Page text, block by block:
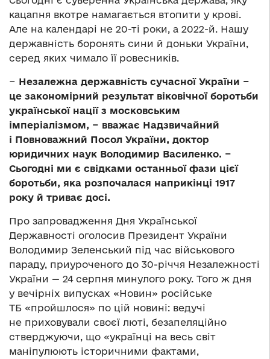
кацапня вкотре намагається втопити у крові.
Але на календарі не 20-ті роки, а 2022-й. Нашу
державність боронять сини й доньки України,
серед яких чимало її ровесників.
− Незалежна державність сучасної України −
це закономірний результат віковічної боротьби
української нації з московським
імперіалізмом, − вважає Надзвичайний
і Повноважний Посол України, доктор
юридичних наук Володимир Василенко. −
Сьогодні ми є свідками останньої фази цієї
боротьби, яка розпочалася наприкінці 1917
року й триває досі.
Про запровадження Дня Української
Державності оголосив Президент України
Володимир Зеленський під час військового
параду, приуроченого до 30-річчя Незалежності
України — 24 серпня минулого року. Того ж дня
у вечірніх випусках «Новин» російське
ТБ «пройшлося» по цій новині: ведучі
не приховували своєї люті, безапеляційно
стверджуючи, що «українці на весь світ
маніпулюють історичними фактами,